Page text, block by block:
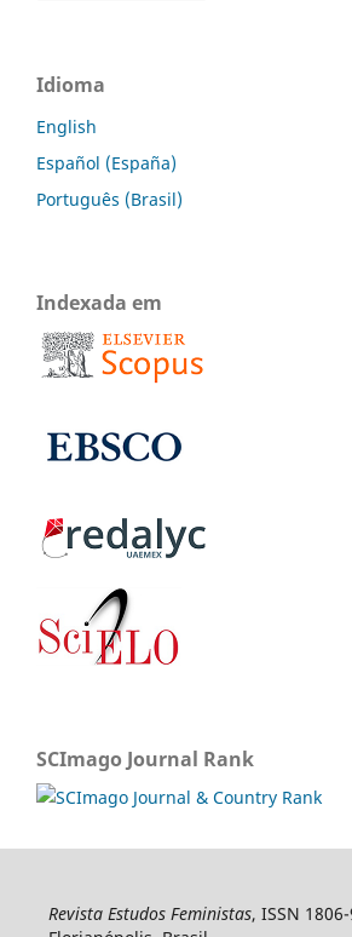
Idioma
English
Español (España)
Português (Brasil)
Indexada em
SCImago Journal Rank
Revista Estudos Feministas, ISSN